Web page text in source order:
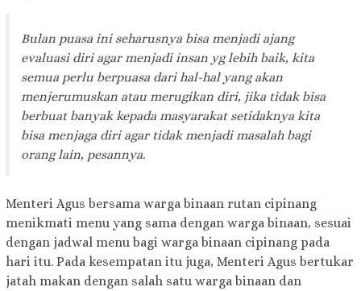
Bulan puasa ini seharusnya bisa menjadi ajang
evaluasi diri agar menjadi insan yg lebih baik, kita
semua perlu berpuasa dari hal-hal yang akan
menjerumuskan atau merugikan diri, jika tidak bisa
berbuat banyak kepada masyarakat setidaknya kita
bisa menjaga diri agar tidak menjadi masalah bagi
orang lain, pesannya.
Menteri Agus bersama warga binaan rutan cipinang
menikmati menu yang sama dengan warga binaan, sesuai
dengan jadwal menu bagi warga binaan cipinang pada
hari itu. Pada kesempatan itu juga, Menteri Agus bertukar
jatah makan dengan salah satu warga binaan dan